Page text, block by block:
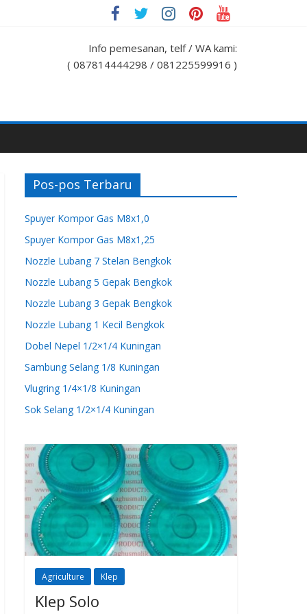
Info pemesanan, telf / WA kami:
( 087814444298 / 081225599916 )
Pos-pos Terbaru
Spuyer Kompor Gas M8x1,0
Spuyer Kompor Gas M8x1,25
Nozzle Lubang 7 Stelan Bengkok
Nozzle Lubang 5 Gepak Bengkok
Nozzle Lubang 3 Gepak Bengkok
Nozzle Lubang 1 Kecil Bengkok
Dobel Nepel 1/2×1/4 Kuningan
Sambung Selang 1/8 Kuningan
Vlugring 1/4×1/8 Kuningan
Sok Selang 1/2×1/4 Kuningan
Agriculture Klep
Klep Solo